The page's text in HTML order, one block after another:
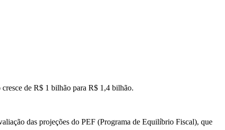
de R$ 1 bilhão para R$ 1,4 bilhão.
das projeções do PEF (Programa de Equilíbrio Fiscal), que